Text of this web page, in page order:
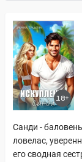
18+
Санди -
ловелас,
его сводная